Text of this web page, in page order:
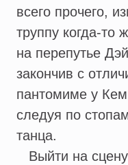
всего прочего,
труппу когда-то
на перепутье
закончив с
пантомиме у
следуя по
танца.
Выйти на